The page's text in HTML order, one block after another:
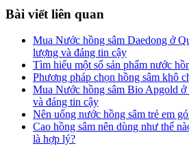
Bài viết liên quan
Mua Nước hồng sâm Daedong ở
lượng và đáng tin cậy
Tìm hiểu một số sản phẩm nước
Phương pháp chọn hồng sâm khô
Mua Nước hồng sâm Bio Apgold
và đáng tin cậy
Nên uống nước hồng sâm trẻ em
Cao hồng sâm nên dùng như thế
là hợp lý?